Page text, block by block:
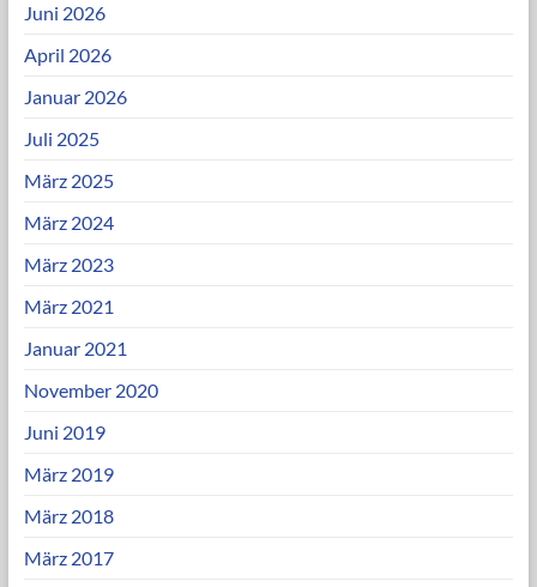
Juni 2026
April 2026
Januar 2026
Juli 2025
März 2025
März 2024
März 2023
März 2021
Januar 2021
November 2020
Juni 2019
März 2019
März 2018
März 2017